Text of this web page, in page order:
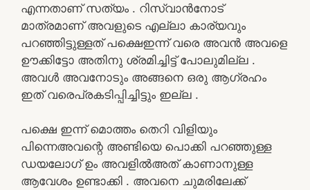
എന്നതാണ് സത്യം . റിസ്‌വാൻനോട്
മാത്രമാണ് അവളുടെ എല്ലാ കാര്യവും
പറഞ്ഞിട്ടുള്ളത് പക്ഷെഇന്ന് വരെ അവൻ അവളെ
ഊക്കിട്ടോ അതിനു ശ്രമിച്ചിട്ട് പോലുമില്ല .
അവൾ അവനോടും അങ്ങനെ ഒരു ആഗ്രഹം
ഇത്‌ വരെപ്രകടിപ്പിച്ചിട്ടും ഇല്ല .
പക്ഷെ ഇന്ന് മൊത്തം തെറി വിളിയും
പിന്നെഅവന്റെ അണ്ടിയെ പൊക്കി പറഞ്ഞുള്ള
ഡയലോഗ് ഉം അവളിൽഅത് കാണാനുള്ള
ആവേശം ഉണ്ടാക്കി . അവനെ ചുമരിലേക്ക്